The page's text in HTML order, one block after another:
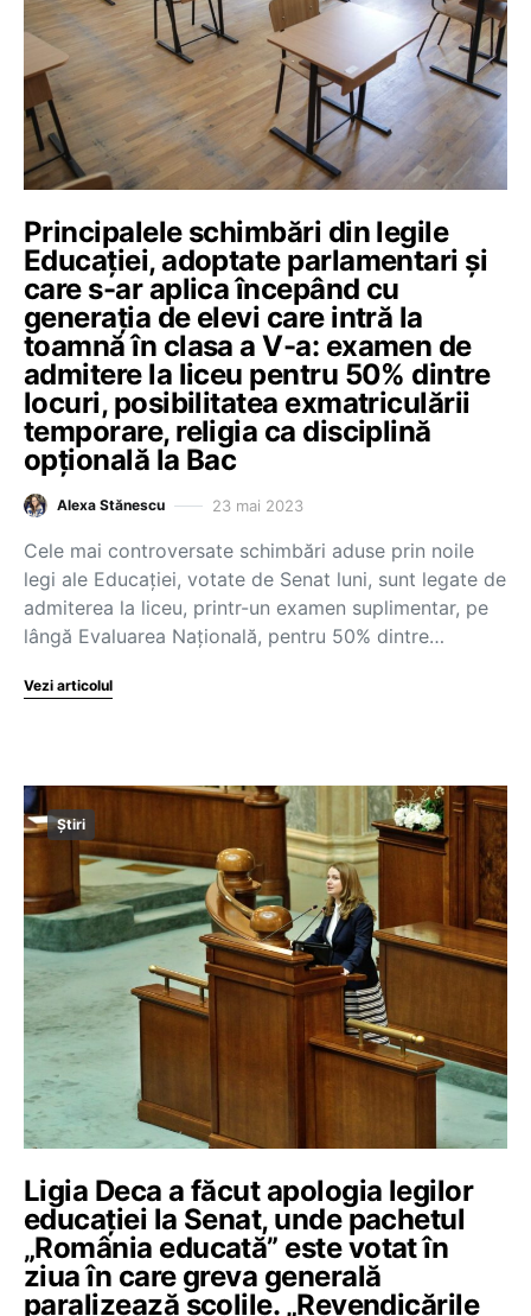
Principalele schimbări din legile
Educației, adoptate parlamentari și
care s-ar aplica începând cu
generația de elevi care intră la
toamnă în clasa a V-a: examen de
admitere la liceu pentru 50% dintre
locuri, posibilitatea exmatriculării
temporare, religia ca disciplină
opțională la Bac
Alexa Stănescu 23 mai 2023
Cele mai controversate schimbări aduse prin noile
legi ale Educației, votate de Senat luni, sunt legate de
admiterea la liceu, printr-un examen suplimentar, pe
lângă Evaluarea Națională, pentru 50% dintre…
Vezi articolul
Știri
Ligia Deca a făcut apologia legilor
educației la Senat, unde pachetul
„România educată” este votat în
ziua în care greva generală
paralizează școlile. „Revendicările